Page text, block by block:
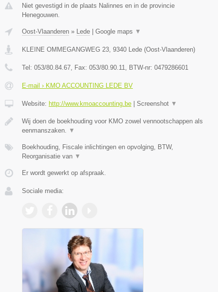
Niet gevestigd in de plaats Nalinnes en in de provincie
Henegouwen.
Oost-Vlaanderen » Lede Google maps ▼
KLEINE OMMEGANGWEG 23, 9340 Lede (Oost-Vlaanderen)
Tel: 053/80.84.67, Fax: 053/80.90.11, BTW-nr: 0479286601
E-mail › KMO ACCOUNTING LEDE BV
Website: http://www.kmoaccounting.be Screenshot ▼
Wij doen de boekhouding voor KMO zowel vennootschappen als
eenmanszaken. ▼
Boekhouding, Fiscale inlichtingen en opvolging, BTW,
Reorganisatie van ▼
Er wordt gewerkt op afspraak.
Sociale media: